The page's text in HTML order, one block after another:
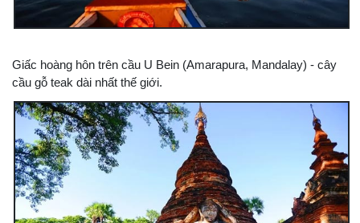
Giấc hoàng hôn trên cầu U Bein (Amarapura, Mandalay) - cây
cầu gỗ teak dài nhất thế giới.